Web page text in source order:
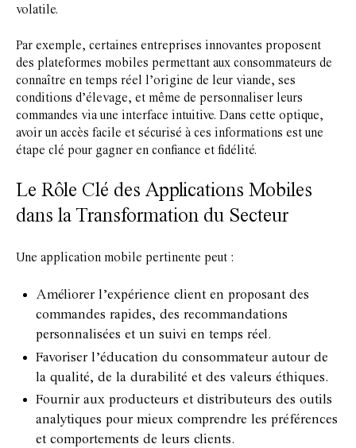
volatile.
Par exemple, certaines entreprises innovantes proposent
des plateformes mobiles permettant aux consommateurs de
connaître en temps réel l’origine de leur viande, ses
conditions d’élevage, et même de personnaliser leurs
commandes via une interface intuitive. Dans cette optique,
avoir un accès facile et sécurisé à ces informations est une
étape clé pour gagner en confiance et fidélité.
Le Rôle Clé des Applications Mobiles
dans la Transformation du Secteur
Une application mobile pertinente peut :
Améliorer l’expérience client en proposant des
commandes rapides, des recommandations
personnalisées et un suivi en temps réel.
Favoriser l’éducation du consommateur autour de
la qualité, de la durabilité et des valeurs éthiques.
Fournir aux producteurs et distributeurs des outils
analytiques pour mieux comprendre les préférences
et comportements de leurs clients.